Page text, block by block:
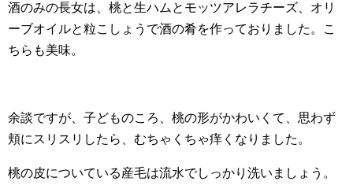
酒のみの長女は、桃と生ハムとモッツアレラチーズ、オリ
ーブオイルと粒こしょうで酒の肴を作っておりました。こ
ちらも美味。
余談ですが、子どものころ、桃の形がかわいくて、思わず
頬にスリスリしたら、むちゃくちゃ痒くなりました。
桃の皮についている産毛は流水でしっかり洗いましょう。